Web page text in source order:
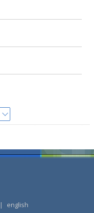
| english